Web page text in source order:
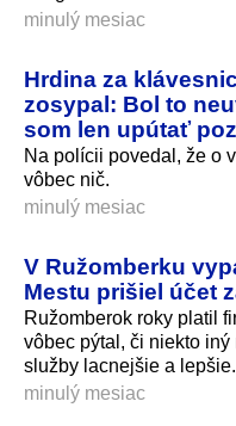
minulý mesiac
Hrdina za
zosypal: Bol to
som len upútať
Na polícii povedal, že o
vôbec nič.
minulý mesiac
V Ružomberku
Mestu prišiel účet
Ružomberok roky platil
vôbec pýtal, či niekto
služby lacnejšie a lepšie.
minulý mesiac